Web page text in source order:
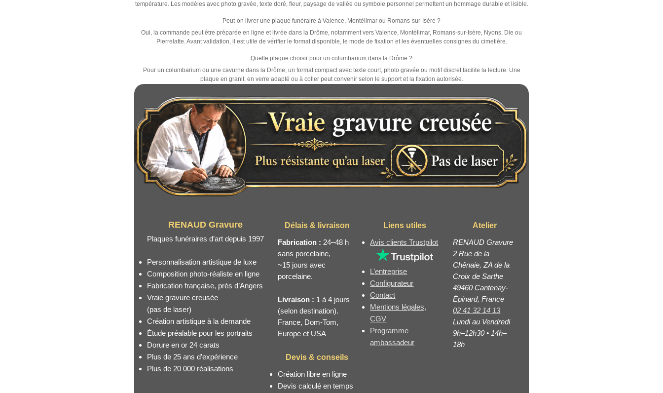
température. Les modèles avec photo gravée, texte doré, fleur, paysage de vallée ou symbole personnel permettent un hommage durable et lisible.
Peut-on livrer une plaque funéraire à Valence, Montélimar ou Romans-sur-Isère ?
Oui, la commande peut être préparée en ligne et livrée dans la Drôme, notamment vers Valence, Montélimar, Romans-sur-Isère, Nyons, Die ou
Pierrelatte. Avant validation, il est utile de vérifier le format disponible, le mode de fixation et les éventuelles consignes du cimetière.
Quelle plaque choisir pour un columbarium dans la Drôme ?
Pour un columbarium ou une cavurne dans la Drôme, un format compact avec texte court, photo gravée ou motif discret facilite la lecture. Une
plaque en granit, en verre adapté ou à coller peut convenir selon le support et la fixation autorisée.
RENAUD Gravure
Plaques funéraires d’art depuis 1997
Personnalisation artistique de luxe
Composition photo-réaliste en ligne
Fabrication française, près d’Angers
Vraie gravure creusée
(pas de laser)
Création artistique à la demande
Étude préalable pour les portraits
Dorure en or 24 carats
Plus de 25 ans d’expérience
Plus de 20 000 réalisations
Délais & livraison
Fabrication : 24–48 h
sans porcelaine,
~15 jours avec
porcelaine.
Livraison : 1 à 4 jours
(selon destination).
France, Dom-Tom,
Europe et USA
Devis & conseils
Création libre en ligne
Devis calculé en temps
Liens utiles
Avis clients Trustpilot
L’entreprise
Configurateur
Contact
Mentions légales,
CGV
Programme
ambassadeur
Atelier
RENAUD Gravure
2 Rue de la
Chênaie, ZA de la
Croix de Sarthe
49460 Cantenay-
Épinard, France
02 41 32 14 13
Lundi au Vendredi
9h–12h30 • 14h–
18h